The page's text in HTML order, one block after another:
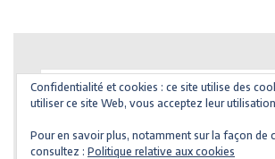
Rechercher :
Confidentialité et cookies : ce site utilise des
utiliser ce site Web, vous acceptez leur
Pour en savoir plus, notamment sur la façon de
consultez : Politique relative aux cookies